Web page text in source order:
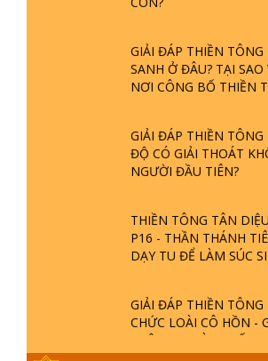
SANH Ở ĐÂU? TẠI SAO
NƠI CÔNG BỐ THIỀN
ĐỘ CÓ GIẢI THOÁT
NGƯỜI ĐẦU TIÊN?
P16 - THẦN THÁNH
DẠY TU ĐỂ LÀM SÚC
GIẢI ĐÁP THIỀN
CHỨC LOÀI CÔ HỒN -
PHẬT KHI NÀO XUẤT